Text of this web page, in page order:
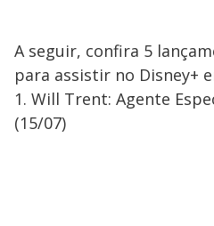
A seguir, confira 5
para assistir no Disney+
1. Will Trent: Agente
(15/07)